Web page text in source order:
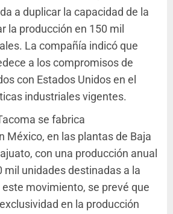
a duplicar la capacidad de la
la producción en 150 mil
La compañía indicó que
a los compromisos de
con Estados Unidos en el
industriales vigentes.
se fabrica
México, en las plantas de Baja
con una producción anual
mil unidades destinadas a la
movimiento, se prevé que
en la producción